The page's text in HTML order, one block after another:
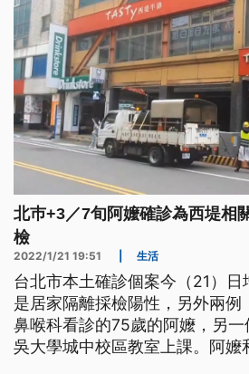
北巿+3／7旬阿嬤確診為西堤相
檢
2022/1/21 19:51 生活
台北市本土確診個案今（21）
是居家隔離採檢陽性，另外兩例
鼻喉科看診的75歲的阿嬤，另
吳大學城中校區教室上課。阿嬤